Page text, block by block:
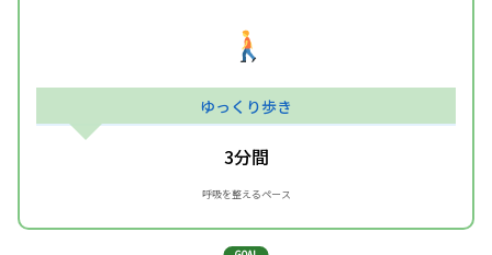
ゆっくり歩き
3分間
呼吸を整えるペース